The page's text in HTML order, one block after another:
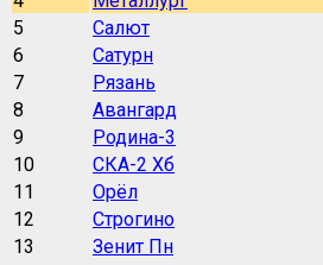
5
Салют
6
Сатурн
7
Рязань
8
Авангард
9
Родина-3
10
СКА-2 Хб
11
Орёл
12
Строгино
13
Зенит Пн